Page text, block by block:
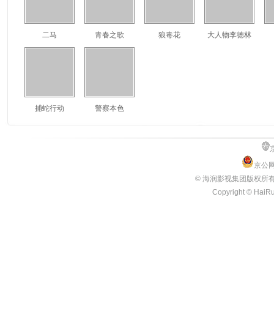
二马 青春之歌 狼毒花 大人物李德林
捕蛇行动 警察本色
京公
© 海润影视集团版权所
Copyright ©